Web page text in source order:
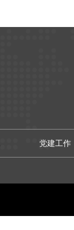
党建工作